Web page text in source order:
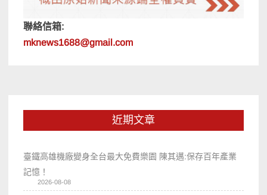
聯絡信箱:
mknews1688@gmail.com
近期文章
臺鐵高雄機廠變身全台最大免費樂園 陳其邁:保存百年產業
記憶！
2026-08-08